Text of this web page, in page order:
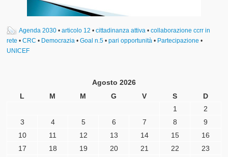
Agenda 2030 •articolo 12 •cittadinanza attiva •collaborazione ccrr in
rete •CRC • Democrazia •Goal n.5 •pari opportunità • Partecipazione •
UNICEF
Agosto 2026
L
M M G V S
D
1
2
3
4 5 6 7 8
9
10
11 12 13 14 15
16
17
18 19 20 21 22
23